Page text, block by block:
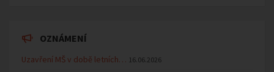
OZNÁMENÍ
Uzavření MŠ v době letních… 16.06.2026